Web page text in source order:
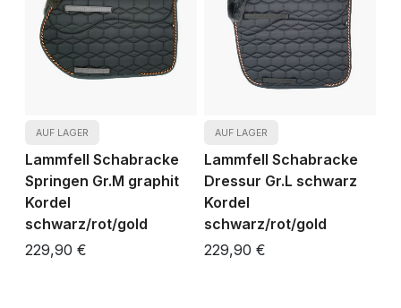
AUF LAGER
Lammfell Schabracke
Springen Gr.M graphit
Kordel
schwarz/rot/gold
229,90 €
AUF LAGER
Lammfell Schabracke
Dressur Gr.L schwarz
Kordel
schwarz/rot/gold
229,90 €